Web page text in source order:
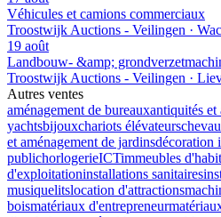
Véhicules et camions commerciaux
Troostwijk Auctions - Veilingen ·
19 août
Landbouw- &amp;
Troostwijk Auctions - Veilingen ·
Autres ventes
aménagement de bureauxantiquités et
yachtsbijouxchariots élévateurs
et aménagement de jardinsdécoration
publichorlogerieICTimmeubles
d'exploitationinstallations sanitaires
musiquelitslocation d'attractions
boismatériaux d'entrepreneur